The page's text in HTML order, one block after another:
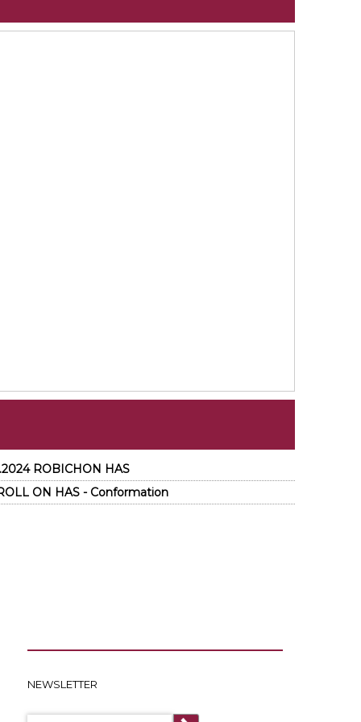
ROBICHON HAS
ON HAS - Conformation
NEWSLETTER